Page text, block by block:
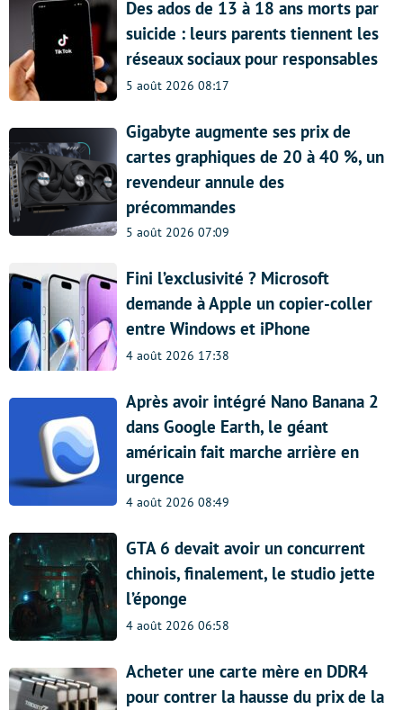
Des ados de 13 à 18 ans morts par
suicide : leurs parents tiennent les
réseaux sociaux pour responsables
5 août 2026 08:17
Gigabyte augmente ses prix de
cartes graphiques de 20 à 40 %, un
revendeur annule des
précommandes
5 août 2026 07:09
Fini l’exclusivité ? Microsoft
demande à Apple un copier-coller
entre Windows et iPhone
4 août 2026 17:38
Après avoir intégré Nano Banana 2
dans Google Earth, le géant
américain fait marche arrière en
urgence
4 août 2026 08:49
GTA 6 devait avoir un concurrent
chinois, finalement, le studio jette
l’éponge
4 août 2026 06:58
Acheter une carte mère en DDR4
pour contrer la hausse du prix de la